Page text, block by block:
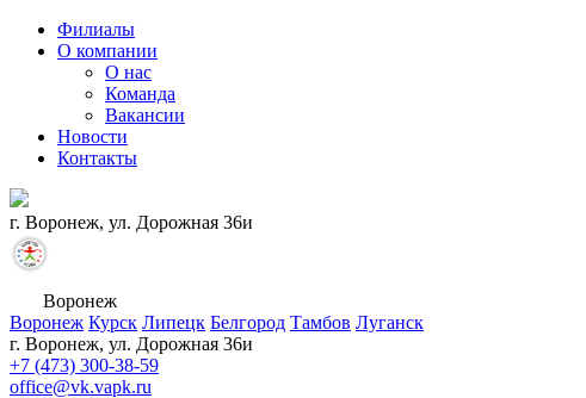
Филиалы
О компании
О нас
Команда
Вакансии
Новости
Контакты
г. Воронеж, ул. Дорожная 36и
Воронеж
Воронеж Курск Липецк Белгород Тамбов Луганск
г. Воронеж, ул. Дорожная 36и
+7 (473) 300-38-59
office@vk.vapk.ru